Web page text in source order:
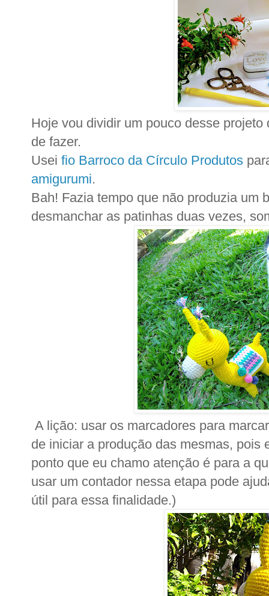
Hoje vou dividir um pouco desse
de fazer.
Usei fio Barroco da Círculo Produtos
amigurumi.
Bah! Fazia tempo que não produzia um
desmanchar as patinhas duas vezes,
A lição: usar os marcadores para
de iniciar a produção das mesmas, pois
ponto que eu chamo atenção é para a
usar um contador nessa etapa pode
útil para essa finalidade.)